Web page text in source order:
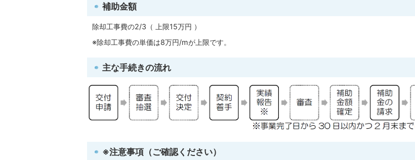
補助金額
除却工事費の2/3（ 上限15万円 ）
※除却工事費の単価は8万円/mが上限です。
主な手続きの流れ
※注意事項（ご確認ください）